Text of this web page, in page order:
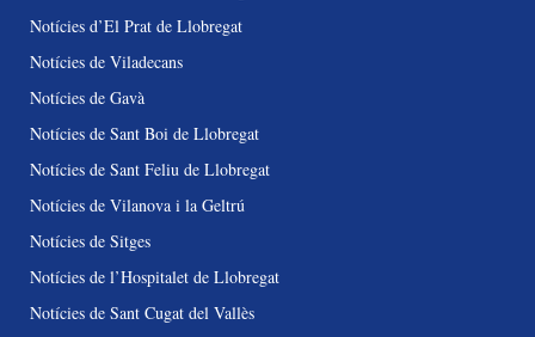
Notícies d’El Prat de Llobregat
Notícies de Viladecans
Notícies de Gavà
Notícies de Sant Boi de Llobregat
Notícies de Sant Feliu de Llobregat
Notícies de Vilanova i la Geltrú
Notícies de Sitges
Notícies de l’Hospitalet de Llobregat
Notícies de Sant Cugat del Vallès